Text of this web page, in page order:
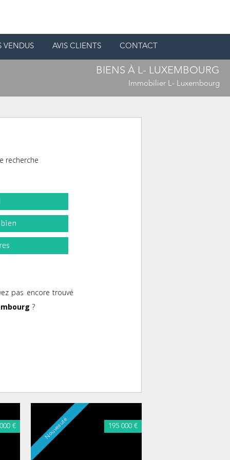
VENDUS AVIS CLIENTS CONTACT
BIENS À L- LUXEMBOURG
Immobilier L- Luxembourg
recherche
bien
pas encore trouvé
?
€ Nouveauté 195 000 €